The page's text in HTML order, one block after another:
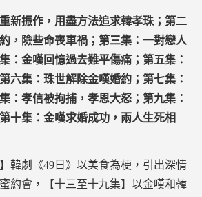
新振作，用盡方法追求韓孝珠；第二
，險些命喪車禍；第三集：一對戀人
：金嘆回憶過去難平傷痛；第五集：
六集：珠世解除金嘆婚約；第七集：
：孝信被拘捕，孝恩大怒；第九集：
十集：金嘆求婚成功，兩人生死相
韓劇《49日》以美食為梗，引出深情
約會，【十三至十九集】以金嘆和韓